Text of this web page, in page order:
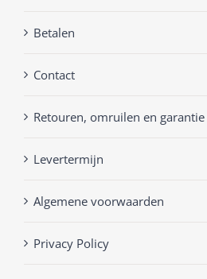
Betalen
Contact
Retouren, omruilen en garantie
Levertermijn
Algemene voorwaarden
Privacy Policy